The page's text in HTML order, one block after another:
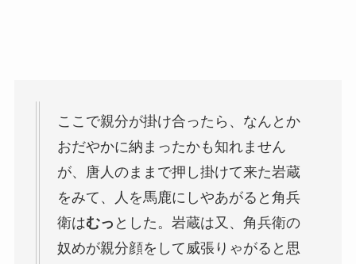
ここで親分が掛け合ったら、なんとか
おだやかに納まったかも知れません
が、唐人のままで押し掛けて来た岩蔵
をみて、人を馬鹿にしやあがると角兵
衛はむっ とした。岩蔵は又、角兵衛の
奴めが親分顔をして威張りゃがると思